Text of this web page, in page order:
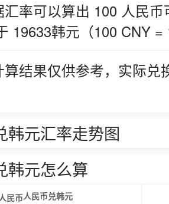
率可以算出 100 人民
19633韩元（100 CNY =
算结果仅供参考，实际
韩元汇率走势图
韩元怎么算
人民币兑韩元